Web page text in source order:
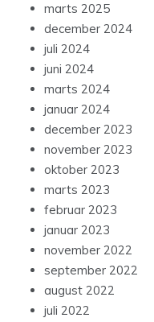
marts 2025
december 2024
juli 2024
juni 2024
marts 2024
januar 2024
december 2023
november 2023
oktober 2023
marts 2023
februar 2023
januar 2023
november 2022
september 2022
august 2022
juli 2022